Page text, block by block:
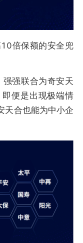
倍保额的安全兜
强联合为奇安天
便是出现极端情
天合也能为中小企